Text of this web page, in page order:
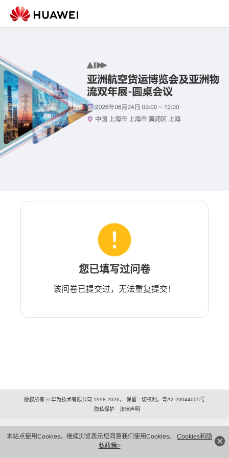
本站点使用Cookies，继续浏览表示您同意我们使用Cookies。 Cookies和隐
私政策>
您已填写过问卷
该问卷已提交过，无法重复提交！
版权所有 © 华为技术有限公司 1998-2026。 保留一切权利。粤A2-20044005号
隐私保护
法律声明